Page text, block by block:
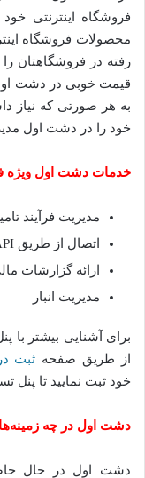
فروشگاه‌ اینترنتی
محصولات فروشگاه‌
رفته در فروشگاهتان
قیمت خوبی در دشت
به هر صورتی که نیاز
خود را در دشت اول
خدمات دشت اول ویژه
مدیریت فرآیند
اتصال از طریق
ارائه گزارشات
مدیریت انبار
برای آشنایی بیشتر با
از طریق صفحه ثبت
خود ثبت نمایید تا
دشت اول در چه
دشت اول در حال